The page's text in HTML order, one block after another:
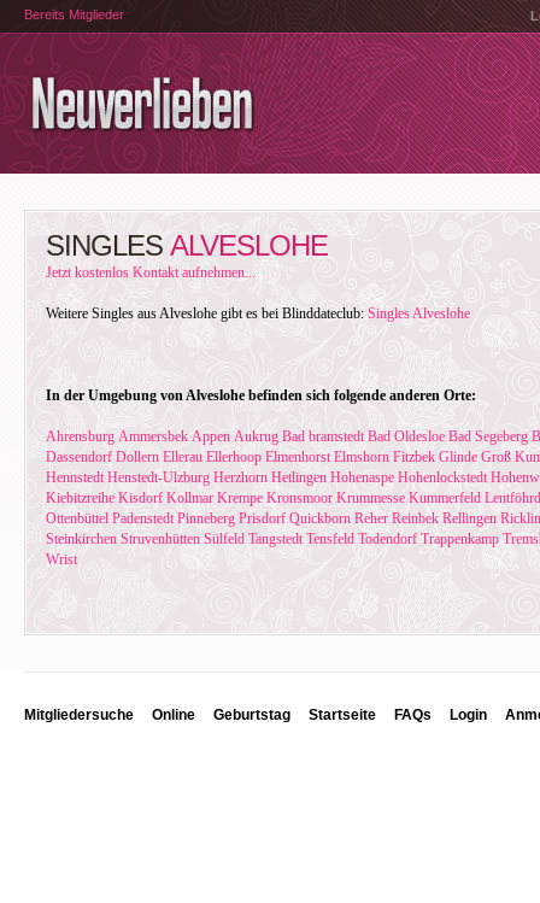
Bereits Mitglieder
SINGLES ALVESLOHE
Jetzt kostenlos Kontakt aufnehmen...
Weitere Singles aus Alveslohe gibt es bei Blinddateclub: Singles Alveslohe
In der Umgebung von Alveslohe befinden sich folgende anderen Orte:
Ahrensburg Ammersbek Appen Aukrug Bad bramstedt Bad Oldesloe Bad Segeberg
Dassendorf Dollern Ellerau Ellerhoop Elmenhorst Elmshorn Fitzbek Glinde Groß
Hennstedt Henstedt-Ulzburg Herzhorn Hetlingen Hohenaspe Hohenlockstedt
Kiebitzreihe Kisdorf Kollmar Krempe Kronsmoor Krummesse Kummerfeld
Ottenbüttel Padenstedt Pinneberg Prisdorf Quickborn Reher Reinbek Rellingen
Steinkirchen Struvenhütten Sülfeld Tangstedt Tensfeld Todendorf Trappenkamp
Wrist
Mitgliedersuche Online Geburtstag Startseite FAQs Login